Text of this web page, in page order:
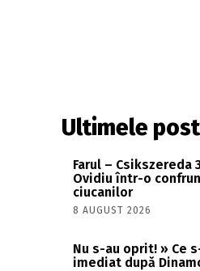
Ultimele
Farul – Csikszereda
Ovidiu într-o
ciucanilor
8 AUGUST 2026
Nu s-au oprit! » Ce
imediat după